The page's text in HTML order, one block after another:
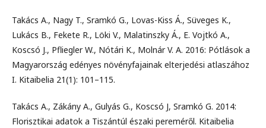
Takács A., Nagy T., Sramkó G., Lovas-Kiss Á., Süveges K.,
Lukács B., Fekete R., Löki V., Malatinszky Á., E. Vojtkó A.,
Koscsó J., Pfliegler W., Nótári K., Molnár V. A. 2016: Pótlások a
Magyarország edényes növényfajainak elterjedési atlaszához
I. Kitaibelia 21(1): 101–115.
Takács A., Zákány A., Gulyás G., Koscsó J, Sramkó G. 2014:
Florisztikai adatok a Tiszántúl északi pereméről. Kitaibelia